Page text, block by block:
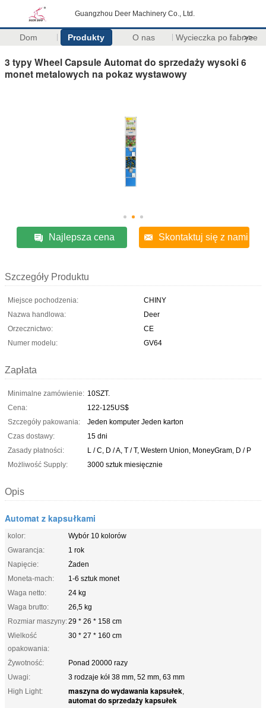
Guangzhou Deer Machinery Co., Ltd.
Dom Produkty O nas Wycieczka po fabryce
>>
3 typy Wheel Capsule Automat do sprzedaży wysoki 6
monet metalowych na pokaz wystawowy
Najlepsza cena Skontaktuj się z nami
Szczegóły Produktu
Miejsce pochodzenia:
CHINY
Nazwa handlowa:
Deer
Orzecznictwo:
CE
Numer modelu:
GV64
Zapłata
Minimalne zamówienie: 10SZT.
Cena:
122-125US$
Szczegóły pakowania:
Jeden komputer Jeden karton
Czas dostawy:
15 dni
Zasady płatności:
L / C, D / A, T / T, Western Union, MoneyGram, D / P
Możliwość Supply:
3000 sztuk miesięcznie
Opis
Automat z kapsułkami
kolor:
Wybór 10 kolorów
Gwarancja:
1 rok
Napięcie:
Żaden
Moneta-mach:
1-6 sztuk monet
Waga netto:
24 kg
Waga brutto:
26,5 kg
Rozmiar maszyny:29 * 26 * 158 cm
Wielkość
opakowania:
30 * 27 * 160 cm
Żywotność:
Ponad 20000 razy
Uwagi:
3 rodzaje kół 38 mm, 52 mm, 63 mm
High Light:
maszyna do wydawania kapsułek,
automat do sprzedaży kapsułek